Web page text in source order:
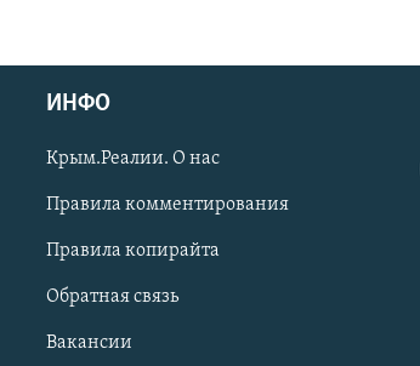
ИНФО
Крым.Реалии. О нас
Правила комментирования
Правила копирайта
Обратная связь
Вакансии